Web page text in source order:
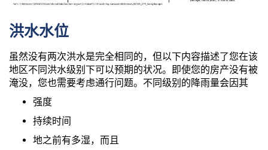
洪水水位
虽然没有两次洪水是完全相同的，但以下内容描述了您在该
地区不同洪水级别下可以预期的状况。即使您的房产没有被
淹没，您也需要考虑通行问题。不同级别的降雨量会因其
强度
持续时间
地之前有多湿，而且